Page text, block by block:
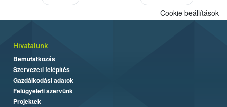
Cookie beállítások
Hivatalunk
Bemutatkozás
Szervezeti felépítés
Gazdálkodási adatok
Felügyeleti szervünk
Projektek